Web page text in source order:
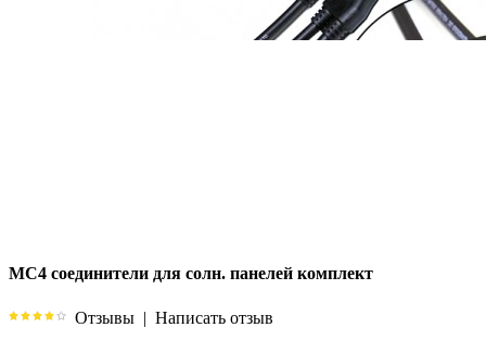
MC4 соединители для солн. панелей комплект
Отзывы | Написать отзыв